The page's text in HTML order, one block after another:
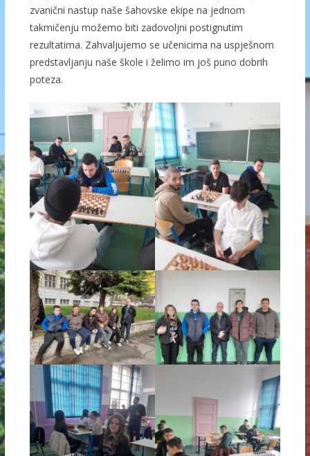
zvanični nastup naše šahovske ekipe na jednom
takmičenju možemo biti zadovoljni postignutim
rezultatima. Zahvaljujemo se učenicima na uspješnom
predstavljanju naše škole i želimo im još puno dobrih
poteza.